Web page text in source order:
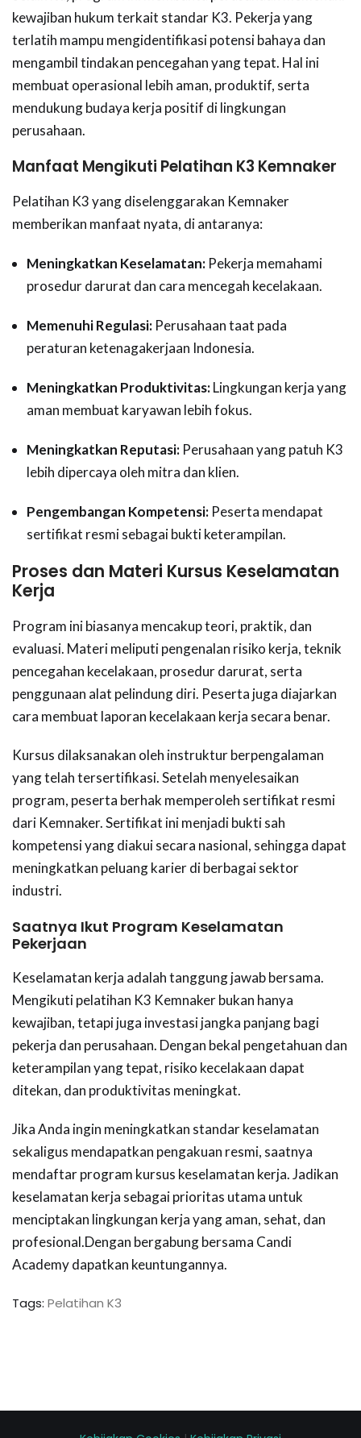
kewajiban hukum terkait standar K3. Pekerja yang
terlatih mampu mengidentifikasi potensi bahaya dan
mengambil tindakan pencegahan yang tepat. Hal ini
membuat operasional lebih aman, produktif, serta
mendukung budaya kerja positif di lingkungan
perusahaan.
Manfaat Mengikuti Pelatihan K3 Kemnaker
Pelatihan K3 yang diselenggarakan Kemnaker
memberikan manfaat nyata, di antaranya:
Meningkatkan Keselamatan: Pekerja memahami
prosedur darurat dan cara mencegah kecelakaan.
Memenuhi Regulasi: Perusahaan taat pada
peraturan ketenagakerjaan Indonesia.
Meningkatkan Produktivitas:Lingkungan kerja yang
aman membuat karyawan lebih fokus.
Meningkatkan Reputasi: Perusahaan yang patuh K3
lebih dipercaya oleh mitra dan klien.
Pengembangan Kompetensi: Peserta mendapat
sertifikat resmi sebagai bukti keterampilan.
Proses dan Materi Kursus Keselamatan
Kerja
Program ini biasanya mencakup teori, praktik, dan
evaluasi. Materi meliputi pengenalan risiko kerja, teknik
pencegahan kecelakaan, prosedur darurat, serta
penggunaan alat pelindung diri. Peserta juga diajarkan
cara membuat laporan kecelakaan kerja secara benar.
Kursus dilaksanakan oleh instruktur berpengalaman
yang telah tersertifikasi. Setelah menyelesaikan
program, peserta berhak memperoleh sertifikat resmi
dari Kemnaker. Sertifikat ini menjadi bukti sah
kompetensi yang diakui secara nasional, sehingga dapat
meningkatkan peluang karier di berbagai sektor
industri.
Saatnya Ikut Program Keselamatan
Pekerjaan
Keselamatan kerja adalah tanggung jawab bersama.
Mengikuti pelatihan K3 Kemnaker bukan hanya
kewajiban, tetapi juga investasi jangka panjang bagi
pekerja dan perusahaan. Dengan bekal pengetahuan dan
keterampilan yang tepat, risiko kecelakaan dapat
ditekan, dan produktivitas meningkat.
Jika Anda ingin meningkatkan standar keselamatan
sekaligus mendapatkan pengakuan resmi, saatnya
mendaftar program kursus keselamatan kerja. Jadikan
keselamatan kerja sebagai prioritas utama untuk
menciptakan lingkungan kerja yang aman, sehat, dan
profesional.Dengan bergabung bersama Candi
Academy dapatkan keuntungannya.
Tags: Pelatihan K3